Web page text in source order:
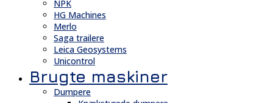
NPK
HG Machines
Merlo
Saga trailere
Leica Geosystems
Unicontrol
Brugte maskiner
Dumpere